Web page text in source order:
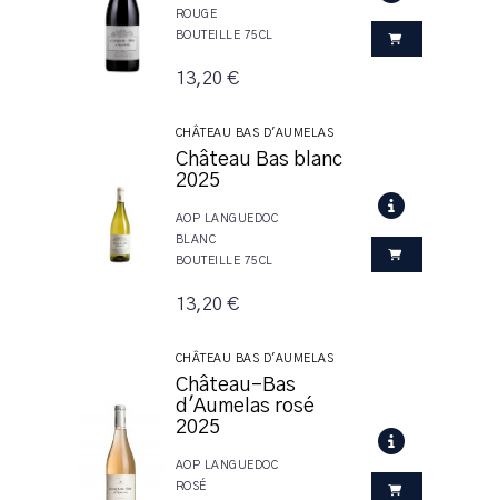
ROUGE
BOUTEILLE 75CL
13,20 €
CHÂTEAU BAS D'AUMELAS
Château Bas blanc
2025
AOP LANGUEDOC
BLANC
BOUTEILLE 75CL
13,20 €
CHÂTEAU BAS D'AUMELAS
Château-Bas
d'Aumelas rosé
2025
AOP LANGUEDOC
ROSÉ